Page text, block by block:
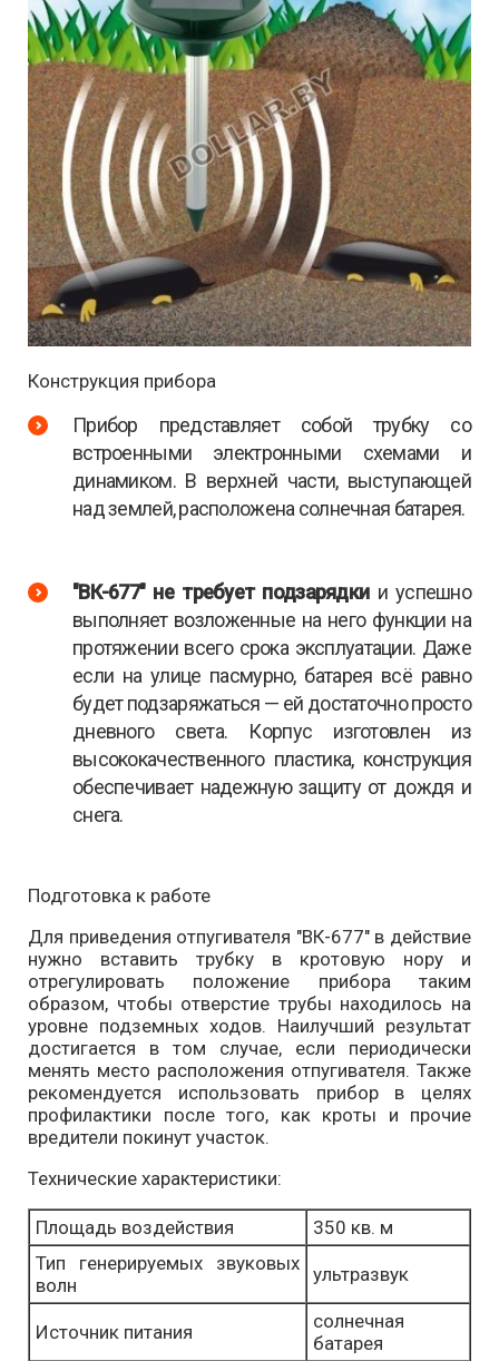
Конструкция прибора
Прибор представляет собой трубку со
встроенными электронными схемами и
динамиком. В верхней части, выступающей
над землей, расположена солнечная батарея.
"ВК-677" не требует подзарядкии успешно
выполняет возложенные на него функции на
протяжении всего срока эксплуатации. Даже
если на улице пасмурно, батарея всё равно
будет подзаряжаться — ей достаточно просто
дневного света. Корпус изготовлен из
высококачественного пластика, конструкция
обеспечивает надежную защиту от дождя и
снега.
Подготовка к работе
Для приведения отпугивателя "ВК-677" в действие
нужно вставить трубку в кротовую нору и
отрегулировать положение прибора таким
образом, чтобы отверстие трубы находилось на
уровне подземных ходов. Наилучший результат
достигается в том случае, если периодически
менять место расположения отпугивателя. Также
рекомендуется использовать прибор в целях
профилактики после того, как кроты и прочие
вредители покинут участок.
Технические характеристики:
Площадь воздействия
350 кв. м
Тип генерируемых звуковых
волн
ультразвук
Источник питания
солнечная
батарея